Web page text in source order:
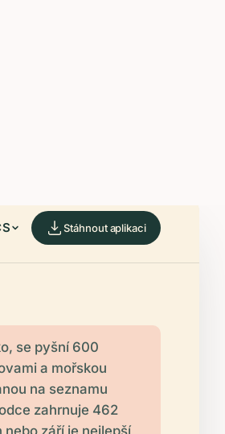
Stáhnout aplikaci
se pyšní 600
a mořskou
na seznamu
zahrnuje 462
září je nejlepší